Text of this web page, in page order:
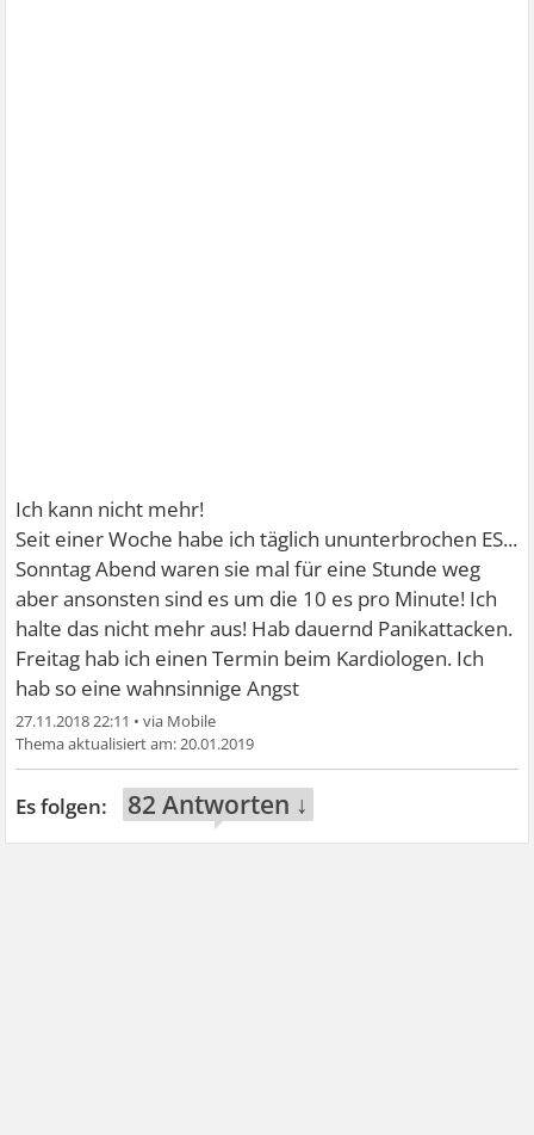
Ich kann nicht mehr!
Seit einer Woche habe ich täglich ununterbrochen ES...
Sonntag Abend waren sie mal für eine Stunde weg
aber ansonsten sind es um die 10 es pro Minute! Ich
halte das nicht mehr aus! Hab dauernd Panikattacken.
Freitag hab ich einen Termin beim Kardiologen. Ich
hab so eine wahnsinnige Angst
27.11.2018 22:11 •
20.01.2019
82 Antworten ↓